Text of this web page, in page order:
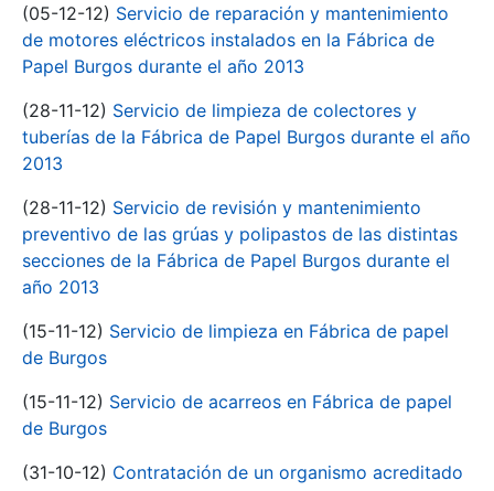
(05-12-12) Servicio de reparación y mantenimiento
de motores eléctricos instalados en la Fábrica de
Papel Burgos durante el año 2013
(28-11-12) Servicio de limpieza de colectores y
tuberías de la Fábrica de Papel Burgos durante el año
2013
(28-11-12) Servicio de revisión y mantenimiento
preventivo de las grúas y polipastos de las distintas
secciones de la Fábrica de Papel Burgos durante el
año 2013
(15-11-12) Servicio de limpieza en Fábrica de papel
de Burgos
(15-11-12) Servicio de acarreos en Fábrica de papel
de Burgos
(31-10-12) Contratación de un organismo acreditado